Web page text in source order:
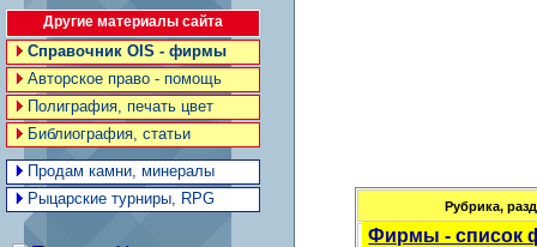
Другие материалы сайта
Справочник OIS - фирмы
Авторское право - помощь
Полиграфия, печать цвет
Библиография, статьи
Продам камни, минералы
Рыцарские турниры, RPG
Рубрика,
Фирмы - список